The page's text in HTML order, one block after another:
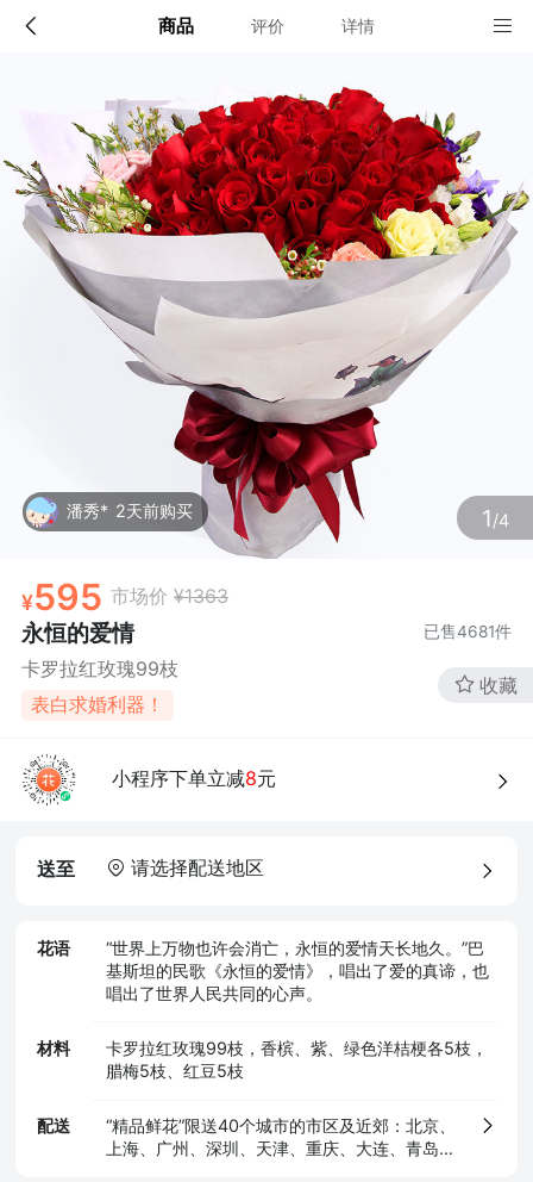
商品 评价 详情
1/4
595 市场价 ¥1363
永恒的爱情 已售4681件
卡罗拉红玫瑰99枝
表白求婚利器！
收藏
小程序下单立减8元
送至 请选择配送地区
花语
“世界上万物也许会消亡，永恒的爱情天长地久。”巴
基斯坦的民歌《永恒的爱情》，唱出了爱的真谛，也
唱出了世界人民共同的心声。
材料
卡罗拉红玫瑰99枝，香槟、紫、绿色洋桔梗各5枝，
腊梅5枝、红豆5枝
配送
“精品鲜花”限送40个城市的市区及近郊：北京、
上海、广州、深圳、天津、重庆、大连、青岛、
配送说明
广州、深圳、天津、重庆、大连、青岛、苏州、厦门、
宁波、温州、无锡、珠海、东莞、佛山，及其他省会城
市（石家庄、太原、呼和浩特、沈阳、长春、哈尔滨、
南京、杭州、合肥、福州、南昌、济南、郑州、武汉、
长沙、南宁、海口、成都、贵阳、昆明、西安、兰州、
银川、乌鲁木齐）
确定
店铺信息
该地区暂无配送门店
确定